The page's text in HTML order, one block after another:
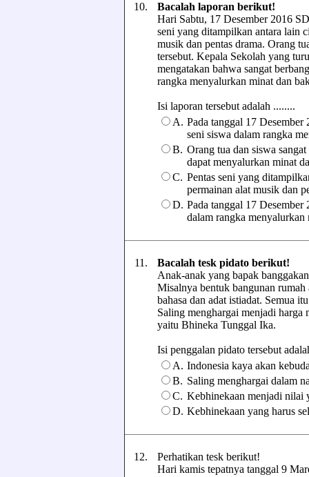
10.
Bacalah laporan berikut!
Hari Sabtu, 17 Desember 2016
seni yang ditampilkan antara lain
musik dan pentas drama. Orang
tersebut. Kepala Sekolah yang
mengatakan bahwa sangat
rangka menyalurkan minat dan
Isi laporan tersebut adalah ........
A. Pada tanggal 17
seni siswa dalam rangka
B. Orang tua dan siswa
dapat menyalurkan minat
C. Pentas seni yang
permainan alat musik dan
D. Pada tanggal 17
dalam rangka menyalurkan
11.
Bacalah tesk pidato berikut!
Anak-anak yang bapak
Misalnya bentuk bangunan rumah
bahasa dan adat istiadat. Semua
Saling menghargai menjadi harga
yaitu Bhineka Tunggal Ika.
Isi penggalan pidato tersebut
A. Indonesia kaya akan
B. Saling menghargai dalam
C. Kebhinekaan menjadi nilai
D. Kebhinekaan yang harus
12.
Perhatikan tesk berikut!
Hari kamis tepatnya tanggal 9